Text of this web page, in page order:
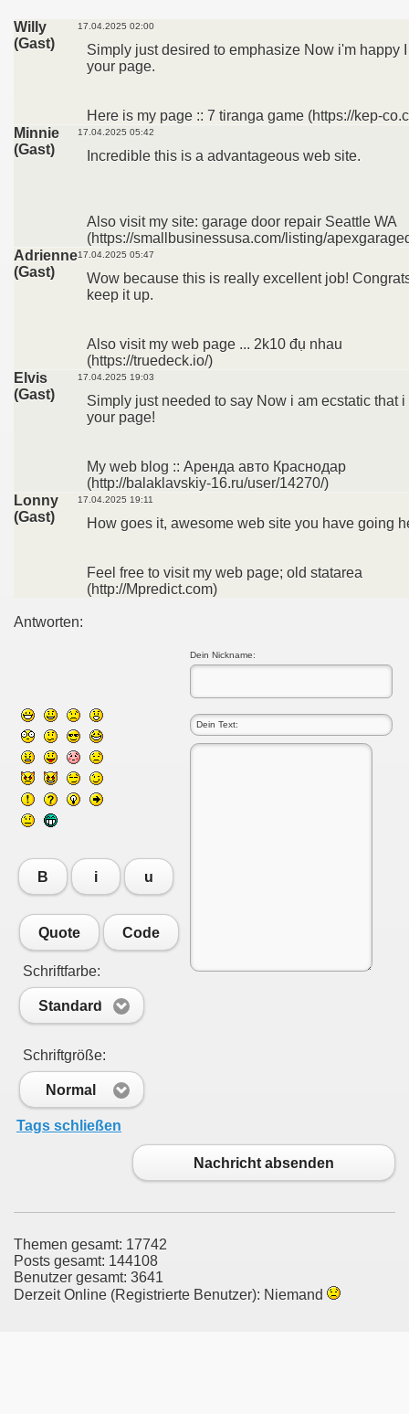
Willy
(Gast)
17.04.2025 02:00
Simply just desired to emphasize Now i'm happy
your page.
Here is my page :: 7 tiranga game (https://kep-
Minnie
(Gast)
17.04.2025 05:42
Incredible this is a advantageous web site.
Also visit my site: garage door repair Seattle WA
(https://smallbusinessusa.com/listing/
Adrienne
(Gast)
17.04.2025 05:47
Wow because this is really excellent job!
keep it up.
Also visit my web page ... 2k10 đụ nhau
(https://truedeck.io/)
Elvis
(Gast)
17.04.2025 19:03
Simply just needed to say Now i am ecstatic that i
your page!
My web blog :: Аренда авто Краснодар
(http://balaklavskiy-16.ru/user/14270/)
Lonny
(Gast)
17.04.2025 19:11
How goes it, awesome web site you have going
Feel free to visit my web page; old statarea
(http://Mpredict.com)
Antworten:
Dein Nickname:
B i u
Quote Code
Schriftfarbe:
Standard
Schriftgröße:
Normal
Tags schließen
Nachricht absenden
Themen gesamt: 17742
Posts gesamt: 144108
Benutzer gesamt: 3641
Derzeit Online (Registrierte Benutzer): Niemand